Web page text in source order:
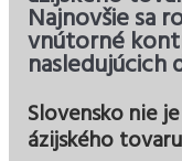
Najnovšie sa
vnútorné
nasledujúcich
Slovensko nie
ázijského tovaru